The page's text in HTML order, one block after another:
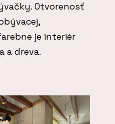
Otvorenosť
je interiér
a dreva.